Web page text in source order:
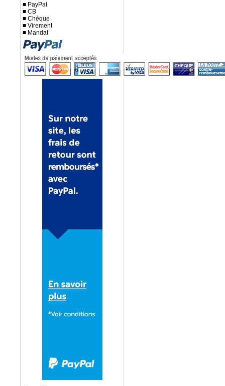
■ PayPal
■ CB
■ Chèque
■ Virement
■ Mandat